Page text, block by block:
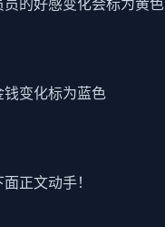
钱变化标为蓝色
面正文动手！